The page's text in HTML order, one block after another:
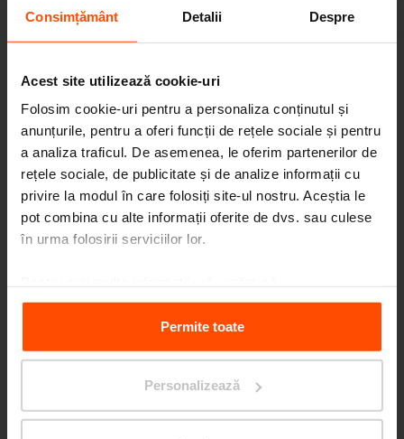
Consimțământ Detalii Despre
Acest site utilizează cookie-uri
Folosim cookie-uri pentru a personaliza conținutul și
anunțurile, pentru a oferi funcții de rețele sociale și pentru
a analiza traficul. De asemenea, le oferim partenerilor de
rețele sociale, de publicitate și de analize informații cu
privire la modul în care folosiți site-ul nostru. Aceștia le
pot combina cu alte informații oferite de dvs. sau culese
în urma folosirii serviciilor lor.
vizitațiPrinciples Relating to the Processing Personal
Permite toate
Personalizează